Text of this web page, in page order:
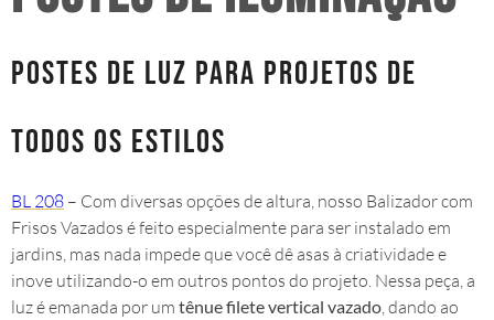
Postes de luz para projetos de
todos os estilos
BL 208 – Com diversas opções de altura, nosso Balizador com
Frisos Vazados é feito especialmente para ser instalado em
jardins, mas nada impede que você dê asas à criatividade e
inove utilizando-o em outros pontos do projeto. Nessa peça, a
luz é emanada por um tênue filete vertical vazado, dando ao